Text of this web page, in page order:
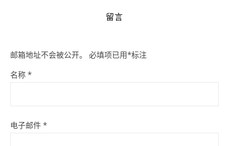
留言
邮箱地址不会被公开。 必填项已用*标注
名称 *
电子邮件 *